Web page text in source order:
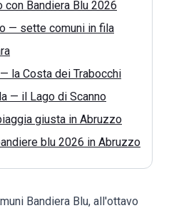
Bandiera Blu 2026
— sette comuni in fila
la Costa dei Trabocchi
— il Lago di Scanno
giusta in Abruzzo
blu 2026 in Abruzzo
Bandiera Blu, all'ottavo